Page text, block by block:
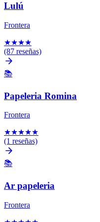
Lulú
Frontera
★★★★
(87 reseñas)
📚
Papeleria Romina
Frontera
★★★★★
(1 reseñas)
📚
Ar papeleria
Frontera